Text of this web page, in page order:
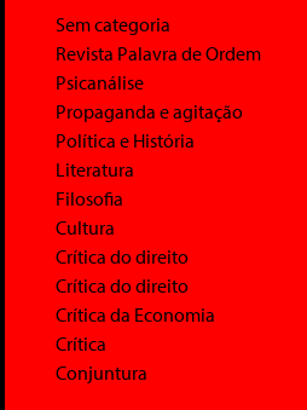
Sem categoria
Revista Palavra de Ordem
Psicanálise
Propaganda e agitação
Política e História
Literatura
Filosofia
Cultura
Crítica do direito
Crítica do direito
Crítica da Economia
Crítica
Conjuntura